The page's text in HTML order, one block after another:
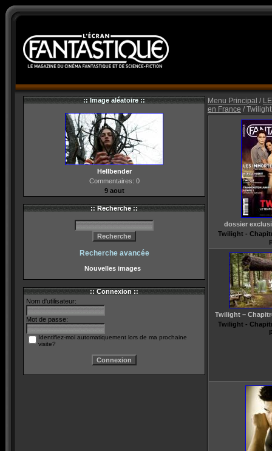
:: Image aléatoire ::
Hellbender
Commentaires: 0
9 aout
:: Recherche ::
Recherche avancée
Nouvelles images
:: Connexion ::
Nom d'utilisateur:
Mot de passe:
Identifiez-moi automatiquement lors de ma prochaine
visite?
Menu Principal /
en France /
dossier
Twilight -
Twilight –
Twilight -